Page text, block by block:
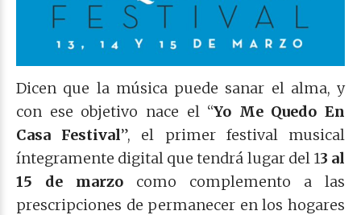
Dicen que la música puede sanar el alma, y
con ese objetivo nace el “Yo Me Quedo En
Casa Festival”, el primer festival musical
íntegramente digital que tendrá lugar del 13 al
15 de marzo como complemento a las
prescripciones de permanecer en los hogares